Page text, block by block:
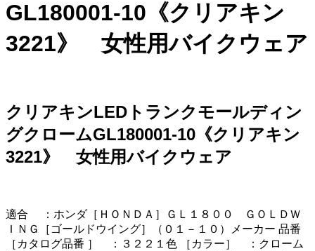
GL180001-10《クリアキン
3221》 女性用バイクウェア
クリアキンLEDトランクモールディン
グクロームGL180001-10《クリアキン
3221》 女性用バイクウェア
適合 ：ホンダ［ＨＯＮＤＡ］ＧＬ１８００ ＧＯＬＤＷ
ＩＮＧ［ゴールドウイング］（０１－１０）メーカー 品番
［カタログ品番 ］ ：３２２１色 ［カラー］ ：クローム